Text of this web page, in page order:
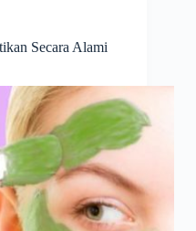
Secara Alami